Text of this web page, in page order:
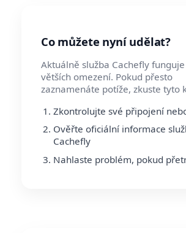
Co můžete nyní udělat?
Aktuálně služba Cachefly
větších omezení. Pokud přesto
zaznamenáte potíže, zkuste tyto
Zkontrolujte své připojení
Ověřte oficiální informace
Cachefly
Nahlaste problém, pokud